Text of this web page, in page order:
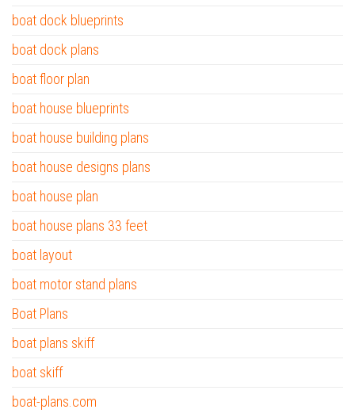
boat dock blueprints
boat dock plans
boat floor plan
boat house blueprints
boat house building plans
boat house designs plans
boat house plan
boat house plans 33 feet
boat layout
boat motor stand plans
Boat Plans
boat plans skiff
boat skiff
boat-plans.com